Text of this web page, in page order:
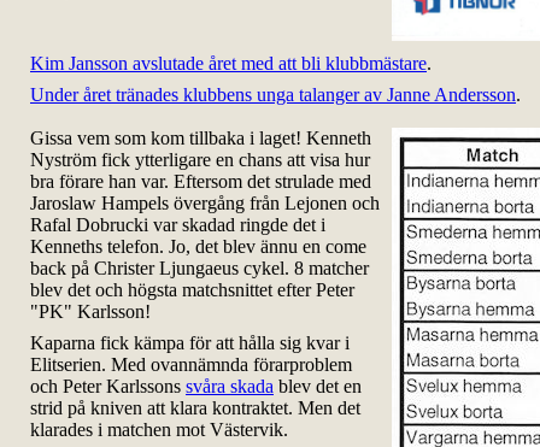
Kim Jansson avslutade året med att bli klubbmästare.
Under året tränades klubbens unga talanger av Janne Andersson.
Gissa vem som kom tillbaka i laget! Kenneth
Nyström fick ytterligare en chans att visa hur
bra förare han var. Eftersom det strulade med
Jaroslaw Hampels övergång från Lejonen och
Rafal Dobrucki var skadad ringde det i
Kenneths telefon. Jo, det blev ännu en come
back på Christer Ljungaeus cykel. 8 matcher
blev det och högsta matchsnittet efter Peter
"PK" Karlsson!
Kaparna fick kämpa för att hålla sig kvar i
Elitserien. Med ovannämnda förarproblem
och Peter Karlssons svåra skada blev det en
strid på kniven att klara kontraktet. Men det
klarades i matchen mot Västervik.